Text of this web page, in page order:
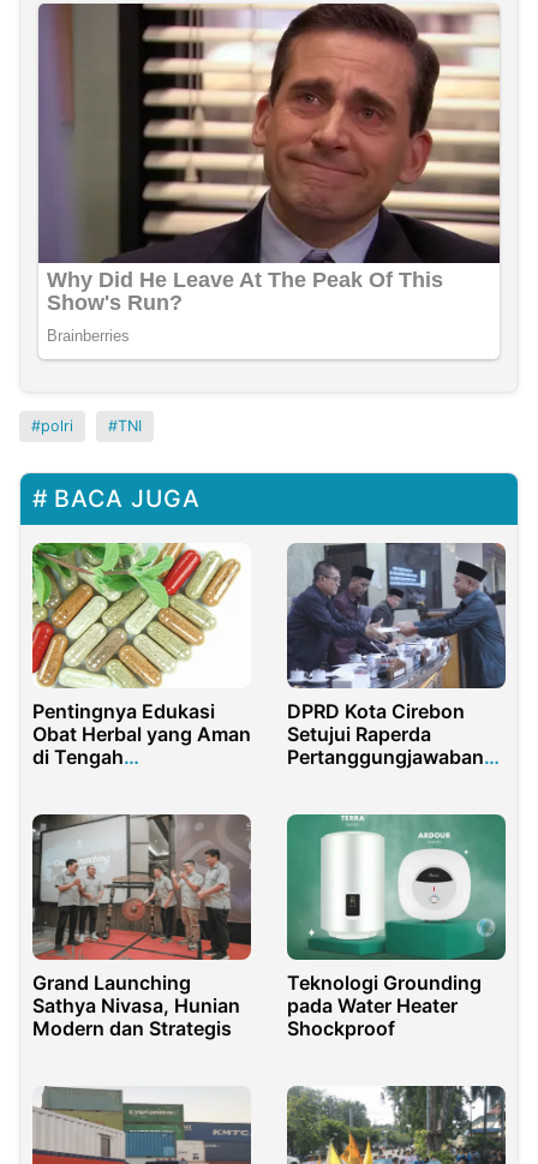
polri TNI
BACA JUGA
Pentingnya Edukasi
Obat Herbal yang Aman
di Tengah
DPRD Kota Cirebon
Setujui Raperda
Pertanggungjawaban
Grand Launching
Sathya Nivasa, Hunian
Modern dan Strategis
Teknologi Grounding
pada Water Heater
Shockproof